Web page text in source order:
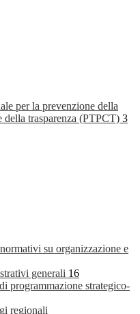
per la prevenzione della
della trasparenza (PTPCT) 3
su organizzazione e
generali 16
programmazione strategico-
regionali